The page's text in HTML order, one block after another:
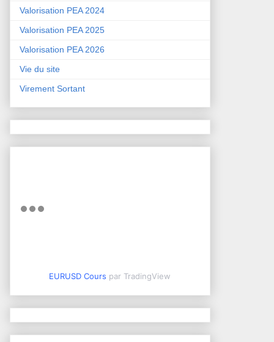
Valorisation PEA 2024
Valorisation PEA 2025
Valorisation PEA 2026
Vie du site
Virement Sortant
EURUSD Cours par TradingView